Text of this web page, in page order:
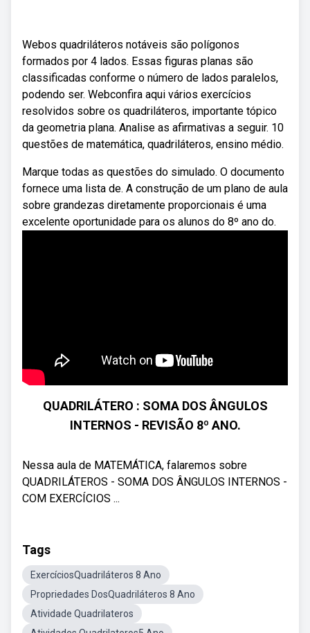
Webos quadriláteros notáveis são polígonos
formados por 4 lados. Essas figuras planas são
classificadas conforme o número de lados paralelos,
podendo ser. Webconfira aqui vários exercícios
resolvidos sobre os quadriláteros, importante tópico
da geometria plana. Analise as afirmativas a seguir. 10
questões de matemática, quadriláteros, ensino médio.
Marque todas as questões do simulado. O documento
fornece uma lista de. A construção de um plano de aula
sobre grandezas diretamente proporcionais é uma
excelente oportunidade para os alunos do 8º ano do.
QUADRILÁTERO : SOMA DOS ÂNGULOS
INTERNOS - REVISÃO 8º ANO.
Nessa aula de MATEMÁTICA, falaremos sobre
QUADRILÁTEROS - SOMA DOS ÂNGULOS INTERNOS -
COM EXERCÍCIOS ...
Tags
ExercíciosQuadriláteros 8 Ano
Propriedades DosQuadriláteros 8 Ano
Atividade Quadrilateros